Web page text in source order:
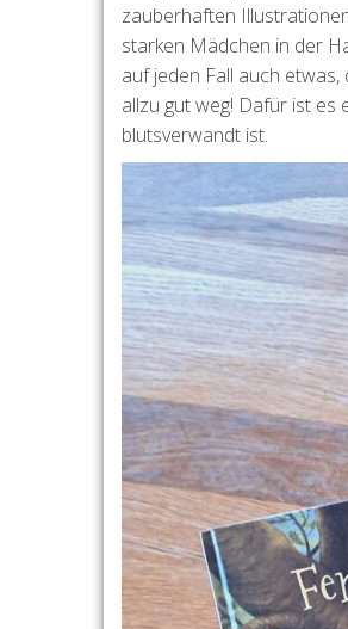
zauberhaften
starken Mädchen in der
auf jeden Fall auch
allzu gut weg! Dafür ist es
blutsverwandt ist.